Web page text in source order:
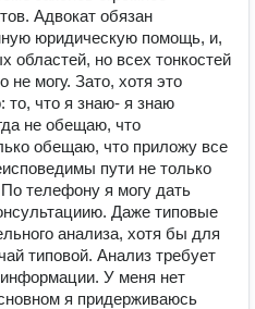
Адвокат обязан
юридическую помощь, и,
областей, но всех тонкостей
не могу. Зато, хотя это
то, что я знаю- я знаю
не обещаю, что
обещаю, что приложу все
пути не только
телефону я могу дать
Даже типовые
анализа, хотя бы для
типовой. Анализ требует
У меня нет
я придерживаюсь